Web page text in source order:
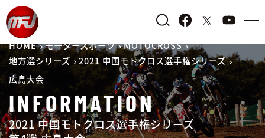
HOME モータースポーツ
MOTOCROSS
地方選シリーズ
2021 中国モトクロス選手権シリーズ
広島大会
INFORMATION
2021 中国モトクロス選手権シリーズ